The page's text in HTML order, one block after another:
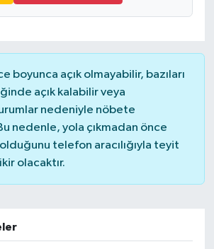
boyunca açık olmayabilir, bazıları
açık kalabilir veya
nedeniyle nöbete
nedenle, yola çıkmadan önce
telefon aracılığıyla teyit
olacaktır.